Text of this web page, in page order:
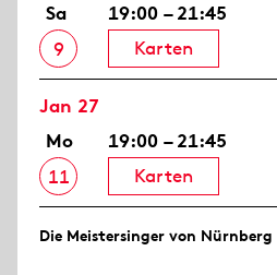
Sa
9
19:00 – 21:45
Karten
Jan 27
Mo
11
19:00 – 21:45
Karten
Die Meistersinger von Nürnberg